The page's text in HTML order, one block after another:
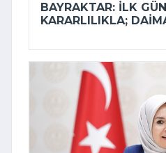
BAYRAKTAR: İLK
KARARLILIKLA;